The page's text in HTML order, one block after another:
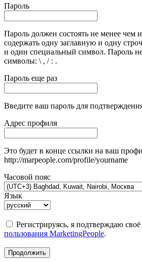
Пароль
Пароль должен состоять не менее чем
содержать одну заглавную и одну
и один специальный символ. Пароль
символы: \ , / : .
Пароль еще раз
Введите ваш пароль для
Адрес профиля
Это будет в конце ссылки на ваш
http://marpeople.com/profile/yourname
Часовой пояс
Язык
Регистрируясь, я подтверждаю своё
пользования MarketingPeople.
Продолжить